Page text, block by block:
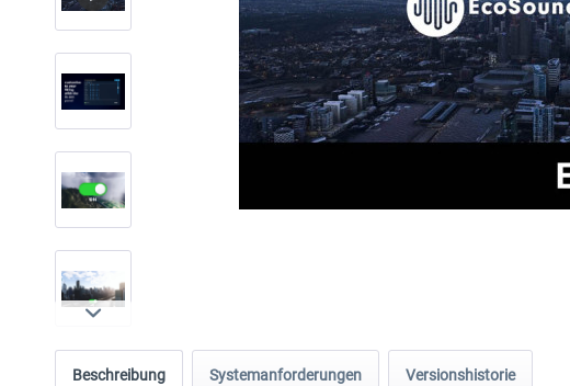
Beschreibung Systemanforderungen Versionshistorie